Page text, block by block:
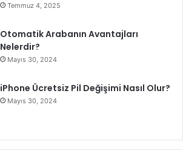
Temmuz 4, 2025
Otomatik Arabanın Avantajları
Nelerdir?
Mayıs 30, 2024
iPhone Ücretsiz Pil Değişimi Nasıl Olur?
Mayıs 30, 2024